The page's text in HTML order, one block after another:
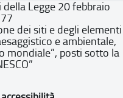
Legge 20 febbraio
dei siti e degli elementi
e ambientale,
mondiale”, posti sotto la